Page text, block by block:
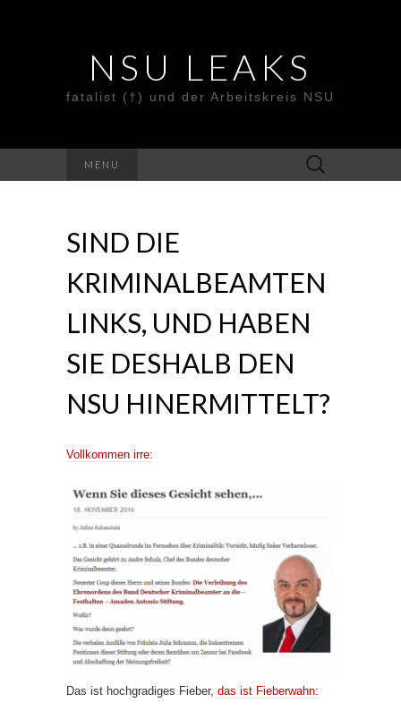
NSU LEAKS
fatalist (†) und der Arbeitskreis NSU
MENU
Suche
nach:
SIND DIE
KRIMINALBEAMTEN
LINKS, UND HABEN
SIE DESHALB DEN
NSU HINERMITTELT?
Vollkommen irre:
Das ist hochgradiges Fieber, das ist Fieberwahn: